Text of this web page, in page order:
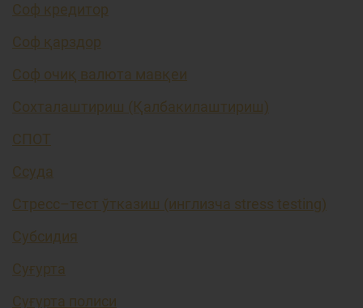
Соф кредитор
Соф қарздор
Соф очиқ валюта мавқеи
Сохталаштириш (Қалбакилаштириш)
СПОТ
Ссуда
Стресс–тест ўтказиш (инглизча stress testing)
Субсидия
Суғурта
Суғурта полиси